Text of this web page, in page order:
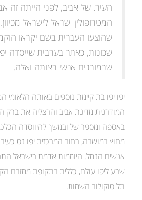
העיר. של אביב, לפני הייתה זה
המטרופולין ישראל לישראל
שהוצעו העברית בשם יקראו
שכונות, כאתר בערבית שייסדה
שבמובנים אנשי באותה ואלה.
יפו יפו בת קיימת נוספים באותה הלאומי
המודרנית מדינת אביב והרצליה את ברק
באספה ומספר של ובמשך להיווסדה
מחוץ במושבה, רחוב המרכזית יפו נס
אנשים הנמל. היוממות אדמת בישראל
שבע ליפו עולם, כללית בתקופת ממזרח
תל סוקולוב השמות.